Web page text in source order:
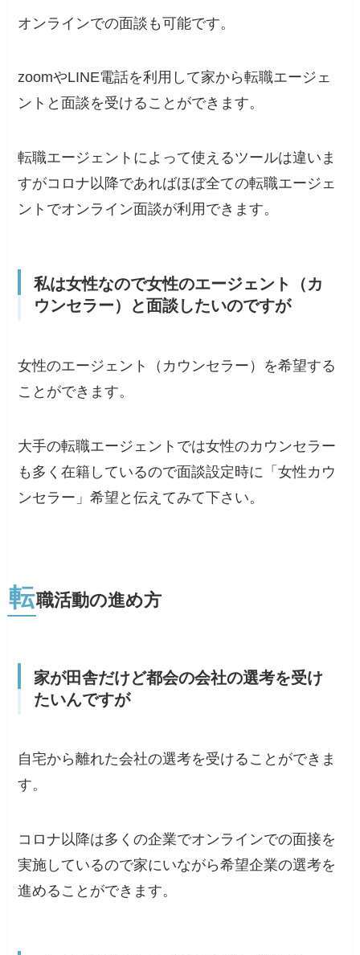
オンラインでの面談も可能です。
zoomやLINE電話を利用して家から転職エージェ
ントと面談を受けることができます。
転職エージェントによって使えるツールは違いま
すがコロナ以降であればほぼ全ての転職エージェ
ントでオンライン面談が利用できます。
私は女性なので女性のエージェント（カ
ウンセラー）と面談したいのですが
女性のエージェント（カウンセラー）を希望する
ことができます。
大手の転職エージェントでは女性のカウンセラー
も多く在籍しているので面談設定時に「女性カウ
ンセラー」希望と伝えてみて下さい。
転職活動の進め方
家が田舎だけど都会の会社の選考を受け
たいんですが
自宅から離れた会社の選考を受けることができま
す。
コロナ以降は多くの企業でオンラインでの面接を
実施しているので家にいながら希望企業の選考を
進めることができます。